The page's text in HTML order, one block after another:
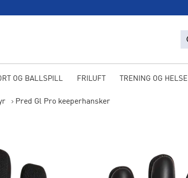
OG BALLSPILL FRILUFT TRENING OG HELSE
Pred Gl Pro keeperhansker